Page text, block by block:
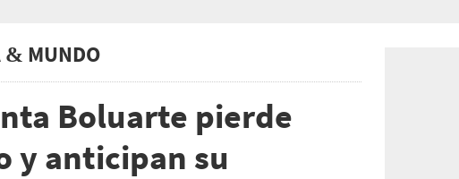
& MUNDO
Boluarte pierde
y anticipan su